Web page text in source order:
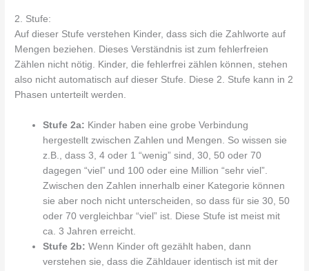
2. Stufe:
Auf dieser Stufe verstehen Kinder, dass sich die Zahlworte auf
Mengen beziehen. Dieses Verständnis ist zum fehlerfreien
Zählen nicht nötig. Kinder, die fehlerfrei zählen können, stehen
also nicht automatisch auf dieser Stufe. Diese 2. Stufe kann in 2
Phasen unterteilt werden.
Stufe 2a: Kinder haben eine grobe Verbindung
hergestellt zwischen Zahlen und Mengen. So wissen sie
z.B., dass 3, 4 oder 1 “wenig” sind, 30, 50 oder 70
dagegen “viel” und 100 oder eine Million “sehr viel”.
Zwischen den Zahlen innerhalb einer Kategorie können
sie aber noch nicht unterscheiden, so dass für sie 30, 50
oder 70 vergleichbar “viel” ist. Diese Stufe ist meist mit
ca. 3 Jahren erreicht.
Stufe 2b:Wenn Kinder oft gezählt haben, dann
verstehen sie, dass die Zähldauer identisch ist mit der